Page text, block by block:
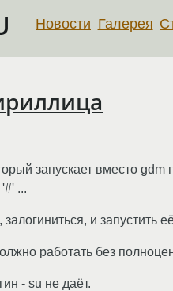
Новости Галерея
запускает вместо
...
и запустить
работать без
- su не даёт.